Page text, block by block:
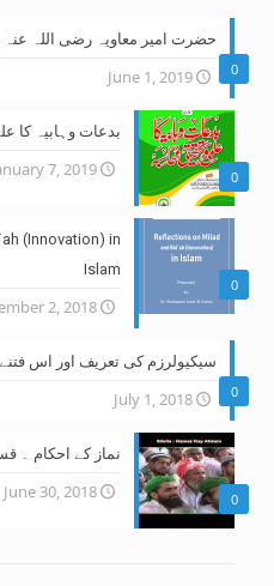
0
حضرت امیر معاویہ رضی اللہ
June 1, 2019
0
بدعات وہابیہ کا
7, 2019
0
(Innovation) in
Islam
2, 2018
0
سیکیولرزم کی تعریف اور اس
July 1, 2018
0
نماز کے احکام ۔
June 30, 2018